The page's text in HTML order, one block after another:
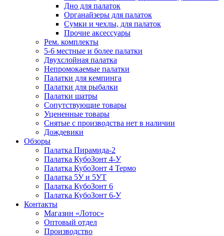
Дно для палаток
Органайзеры для палаток
Сумки и чехлы, для палаток
Прочие аксессуары
Рем. комплекты
5-6 местные и более палатки
Двухслойная палатка
Непромокаемые палатки
Палатки для кемпинга
Палатки для рыбалки
Палатки шатры
Сопутствующие товары
Уцененные товары
Снятые с производства нет в наличии
Дождевики
Обзоры
Палатка Пирамида-2
Палатка КубоЗонт 4-У
Палатка КубоЗонт 4 Термо
Палатка 5У и 5УТ
Палатка КубоЗонт 6
Палатка КубоЗонт 6-У
Контакты
Магазин «Лотос»
Оптовый отдел
Производство